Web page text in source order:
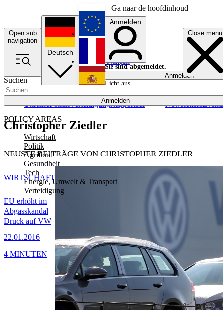
Ga naar de hoofdinhoud
Open sub
navigation
Close menu
Suchen
Anmelden
POLICY AREAS
Wirtschaft
Politik
Agrifood
Gesundheit
Tech
Energie, Umwelt & Transport
Verteidigung
UkrainePolitikVerteidigungRapporteur NewslettersEvents
Deutsch
English
Français
Anmelden
Sie sind abgemeldet.
Anmelden
Licht aus
Christopher Ziedler
NEUSTE BEITRÄGE VON CHRISTOPHER ZIEDLER
EU erhöht im
Abgasskandal
Druck auf VW
22.01.2016
WIRTSCHAFT
4 MINUTEN